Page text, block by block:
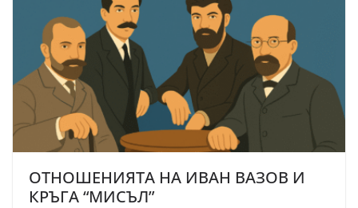
ОТНОШЕНИЯТА НА ИВАН ВАЗОВ И
КРЪГА “МИСЪЛ”